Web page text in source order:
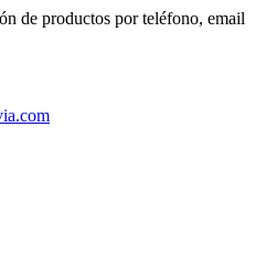
de productos por teléfono, email